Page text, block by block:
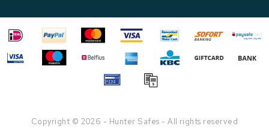
Copyright © 2026 - Hunter Safes - All rights reserved